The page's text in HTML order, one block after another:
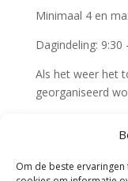
Om de beste
Minimaal 4 en
Dagindeling: 9:30
Als het weer het
georganiseerd